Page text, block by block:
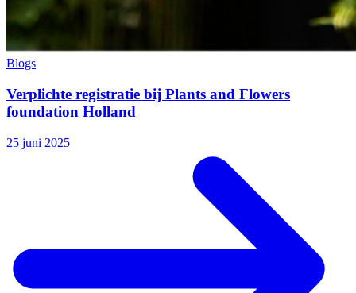
Blogs
Verplichte registratie bij Plants and Flowers
foundation Holland
25 juni 2025